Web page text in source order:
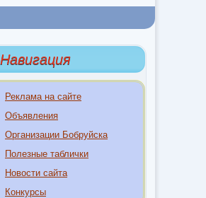
Навигация
Реклама на сайте
Объявления
Организации Бобруйска
Полезные таблички
Новости сайта
Конкурсы